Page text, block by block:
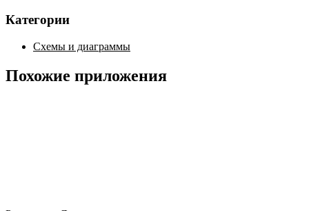
Категории
Схемы и диаграммы
Похожие приложения